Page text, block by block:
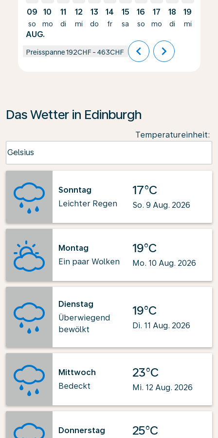
09
so
AUG.
10
mo
11
di
12
mi
13
do
14
fr
15
sa
16
so
17
mo
18
di
19
mi
Preisspanne192CHF - 463CHF chevron_left chevron_right
Das Wetter in Edinburgh
Temperatureinheit:
Celsius
keyboard_arrow_down
Sonntag
Leichter Regen
17°C
So. 9 Aug. 2026
Montag
Ein paar Wolken
19°C
Mo. 10 Aug. 2026
Dienstag
Überwiegend
bewölkt
19°C
Di. 11 Aug. 2026
Mittwoch
Bedeckt
23°C
Mi. 12 Aug. 2026
Donnerstag
25°C